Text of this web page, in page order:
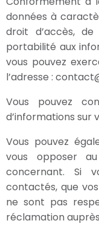
données à
droit d’accès,
portabilité aux
vous pouvez
l’adresse :
Vous pouvez
d’informations sur
Vous pouvez
vous opposer
concernant. Si
contactés, que
ne sont pas
réclamation auprès